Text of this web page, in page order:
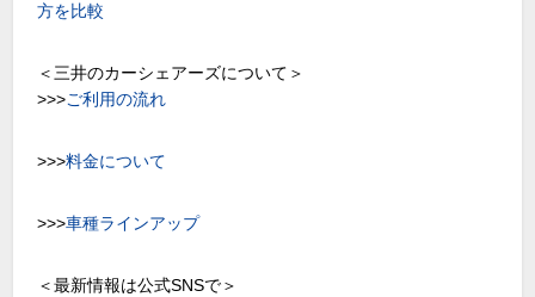
方を比較
＜三井のカーシェアーズについて＞
>>>ご利用の流れ
>>>料金について
>>>車種ラインアップ
＜最新情報は公式SNSで＞